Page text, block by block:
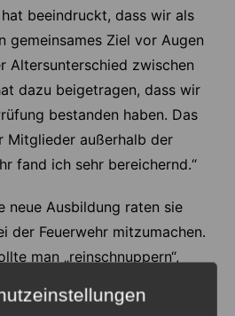
beeindruckt, dass wir als
gemeinsames Ziel vor Augen
Altersunterschied zwischen
dazu beigetragen, dass wir
bestanden haben. Das
Mitglieder außerhalb der
fand ich sehr bereichernd.“
neue Ausbildung raten sie
der Feuerwehr mitzumachen.
man „reinschnuppern“,
wie man sich